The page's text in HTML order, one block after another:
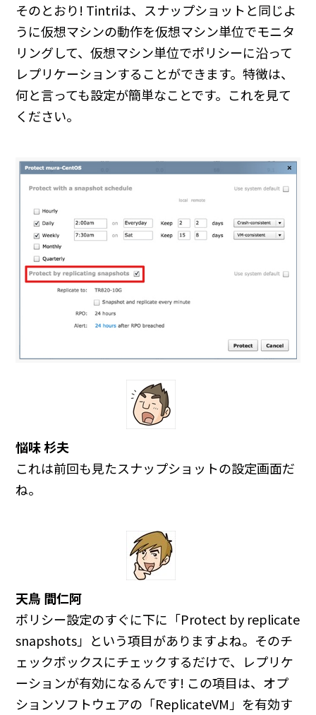
そのとおり! Tintriは、スナップショットと同じよ
うに仮想マシンの動作を仮想マシン単位でモニタ
リングして、仮想マシン単位でポリシーに沿って
レプリケーションすることができます。特徴は、
何と言っても設定が簡単なことです。これを見て
ください。
悩味 杉夫
これは前回も見たスナップショットの設定画面だ
ね。
天鳥 間仁阿
ポリシー設定のすぐに下に「Protect by replicate
snapshots」という項目がありますよね。そのチ
ェックボックスにチェックするだけで、レプリケ
ーションが有効になるんです! この項目は、オプ
ションソフトウェアの「ReplicateVM」を有効す